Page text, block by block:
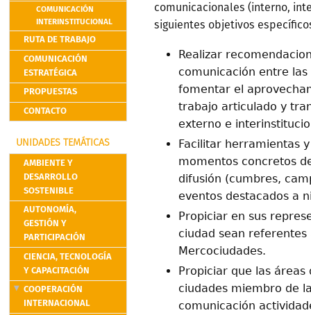
COMUNICACIÓN
INTERINSTITUCIONAL
RUTA DE TRABAJO
COMUNICACIÓN
ESTRATÉGICA
PROPUESTAS
CONTACTO
UNIDADES TEMÁTICAS
AMBIENTE Y
DESARROLLO
SOSTENIBLE
AUTONOMÍA,
GESTIÓN Y
PARTICIPACIÓN
CIENCIA, TECNOLOGÍA
Y CAPACITACIÓN
COOPERACIÓN
INTERNACIONAL
comunicacionales (interno,
siguientes objetivos
Realizar
comunicación entre las
fomentar el
trabajo articulado y
externo e
Facilitar herramientas
momentos concretos
difusión (cumbres,
eventos destacados a
Propiciar en sus
ciudad sean
Mercociudades.
Propiciar que las
ciudades miembro de
comunicación